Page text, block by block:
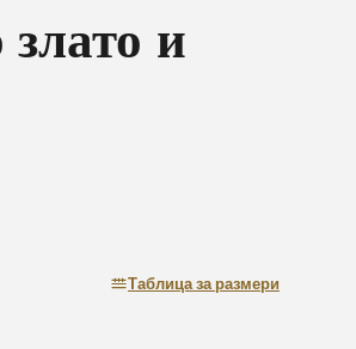
и
Таблица за размери